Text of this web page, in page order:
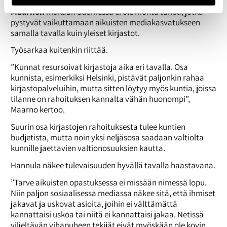
Maarnonmukaan Suomessa ei ole monta tahoa, jotka
pystyvät vaikuttamaan aikuisten mediakasvatukseen
samalla tavalla kuin yleiset kirjastot.
Työsarkaa kuitenkin riittää.
”Kunnat resursoivat kirjastoja aika eri tavalla. Osa
kunnista, esimerkiksi Helsinki, pistävät paljonkin rahaa
kirjastopalveluihin, mutta sitten löytyy myös kuntia, joissa
tilanne on rahoituksen kannalta vähän huonompi”,
Maarno kertoo.
Suurin osa kirjastojen rahoituksesta tulee kuntien
budjetista, mutta noin yksi neljäsosa saadaan valtiolta
kunnille jaettavien valtionosuuksien kautta.
Hannula näkee tulevaisuuden hyvällä tavalla haastavana.
”Tarve aikuisten opastuksessa ei missään nimessä lopu.
Niin paljon sosiaalisessa mediassa näkee sitä, että ihmiset
jakavat ja uskovat asioita, joihin ei välttämättä
kannattaisi uskoa tai niitä ei kannattaisi jakaa. Netissä
viljeltävän vihapuheen tekijät eivät myöskään ole kovin